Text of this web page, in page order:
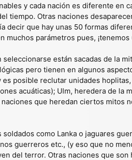
y cada nación es diferente en
tiempo. Otras naciones
decir que hay unas 50 formas
parámetros pues,
están sacadas de la
pero tienen en algunos
posible reclutar unidades
acuáticas); Ulm, heredera de
que heredan ciertos mitos
como Lanka o jaguares
guerreros etc., (y eso que no
del terror. Otras naciones que